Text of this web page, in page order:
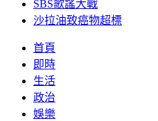
SBS歌謠大戰
沙拉油致癌物超標
首頁
即時
生活
政治
娛樂